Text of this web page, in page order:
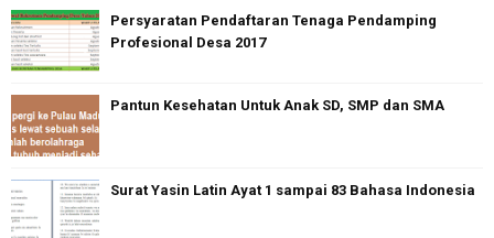
Persyaratan Pendaftaran Tenaga Pendamping
Profesional Desa 2017
Pantun Kesehatan Untuk Anak SD, SMP dan SMA
Surat Yasin Latin Ayat 1 sampai 83 Bahasa Indonesia